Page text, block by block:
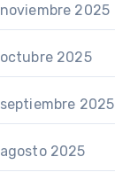
noviembre 2025
octubre 2025
septiembre 2025
agosto 2025